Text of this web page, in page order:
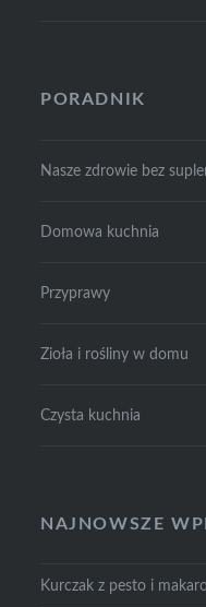
PORADNIK
Nasze zdrowie bez
Domowa kuchnia
Przyprawy
Zioła i rośliny w domu
Czysta kuchnia
NAJNOWSZE
Kurczak z pesto i